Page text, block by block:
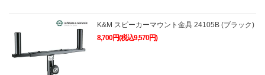
K&M スピーカーマウント金具 24105B (ブラック)
8,700円(税込9,570円)